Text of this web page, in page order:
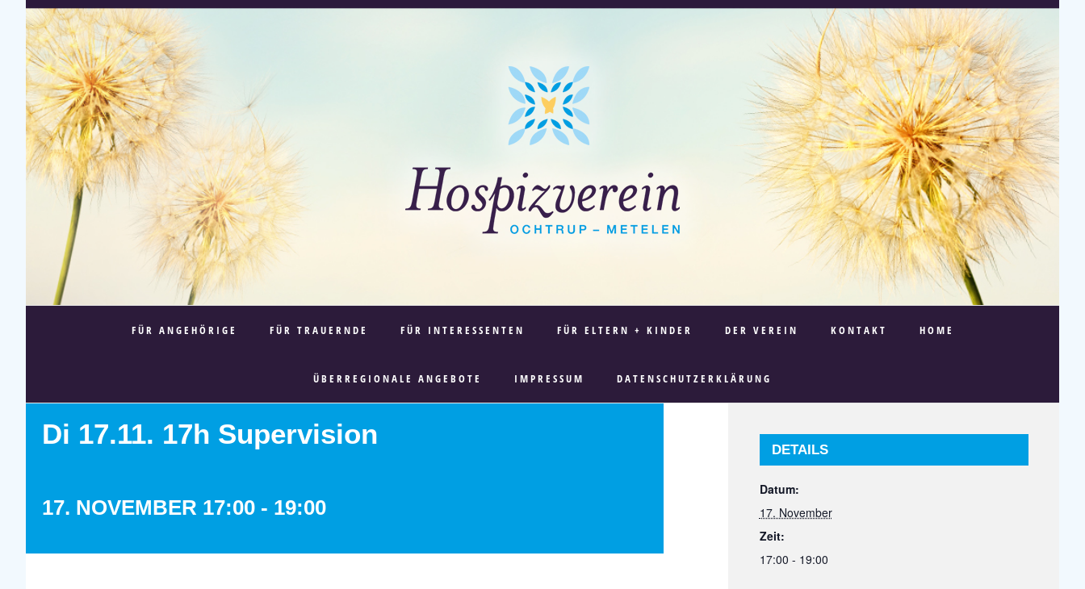
FÜR ANGEHÖRIGE FÜR TRAUERNDE FÜR INTERESSENTEN FÜR ELTERN + KINDER DER VEREIN KONTAKT HOME
ÜBERREGIONALE ANGEBOTE IMPRESSUM DATENSCHUTZERKLÄRUNG
Di 17.11. 17h Supervision
17. NOVEMBER 17:00 - 19:00
DETAILS
Datum:
17. November
Zeit:
17:00 - 19:00